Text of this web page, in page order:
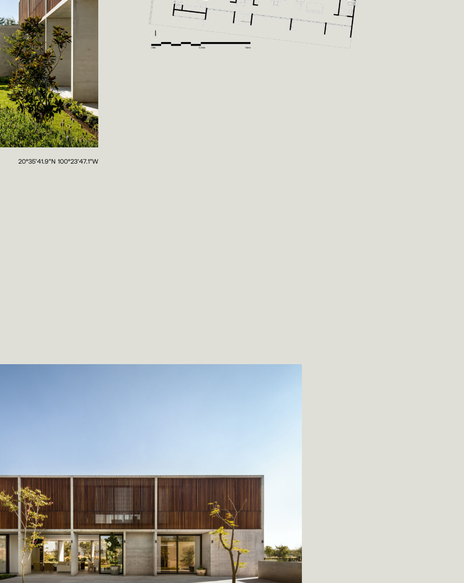
20°35'41.9"N 100°23'47.1"W